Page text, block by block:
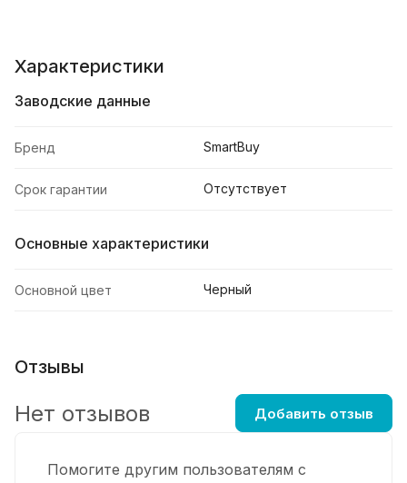
Характеристики
Заводские данные
Бренд SmartBuy
Срок гарантии Отсутствует
Основные характеристики
Основной цвет Черный
Отзывы
Помогите другим пользователям с
Нет отзывов Добавить отзыв